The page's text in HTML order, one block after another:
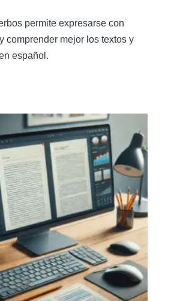
permite expresarse con
comprender mejor los textos y
español.